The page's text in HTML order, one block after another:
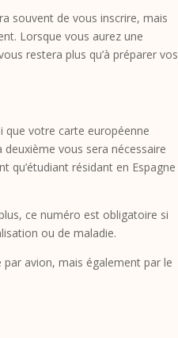
souvent de vous inscrire, mais
Lorsque vous aurez une
restera plus qu’à préparer vos
que votre carte européenne
vous sera nécessaire
qu’étudiant résidant en Espagne
ce numéro est obligatoire si
ou de maladie.
par avion, mais également par le